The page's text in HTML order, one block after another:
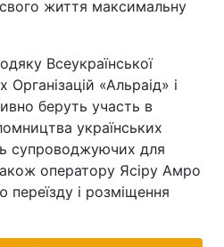
Вакансії
життя максимальну
Всеукраїнської
Організацій «Альраід» і
беруть участь в
українських
супроводжуючих для
оператору Ясіру Амро
переїзду і розміщення